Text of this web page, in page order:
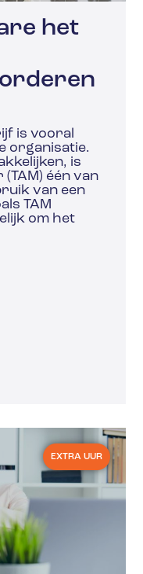
het
is vooral
organisatie.
is
één van
van een
TAM
om het
EXTRA UUR